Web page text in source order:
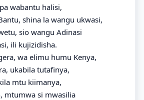
wabantu halisi,
shina la wangu ukwasi,
sio wangu Adinasi
ili kujizidisha.
wa elimu humu Kenya,
ukabila tutafinya,
mtu kiimanya,
mtumwa si mwasilia